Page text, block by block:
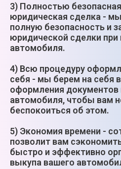
3) Полностью
юридическая сделка -
полную безопасность и
юридической сделки при
автомобиля.
4) Всю процедуру
себя - мы берем на себя
оформления документов
автомобиля, чтобы вам
беспокоиться об этом.
5) Экономия времени -
позволит вам
быстро и эффективно
выкупа вашего